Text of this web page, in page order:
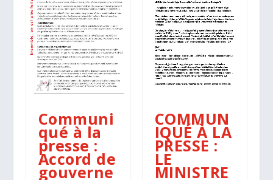
Communi
qué à la
presse :
Accord de
gouverne
COMMUN
IQUÉ À LA
PRESSE :
LE
MINISTRE